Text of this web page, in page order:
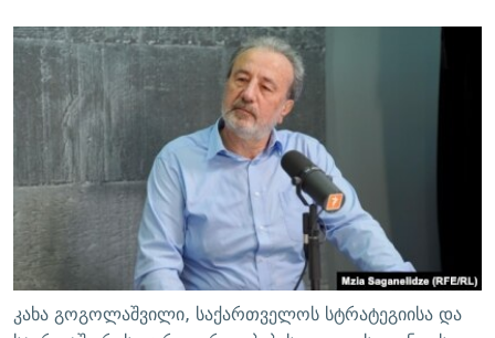
კახა გოგოლაშვილი, საქართველოს სტრატეგიისა და